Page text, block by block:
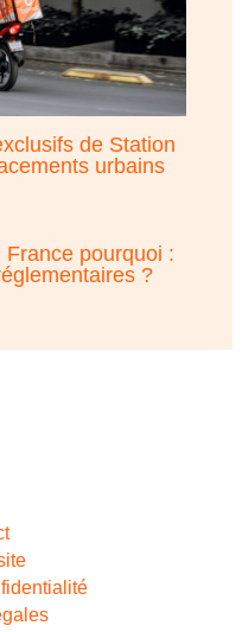
de Station
urbains
pourquoi :
?